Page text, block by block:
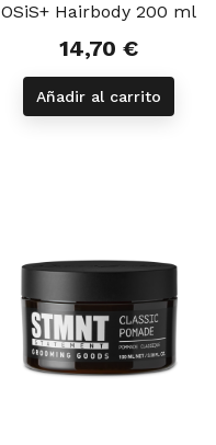
OSiS+ Hairbody 200 ml
Precio
14,70 €
Añadir al carrito